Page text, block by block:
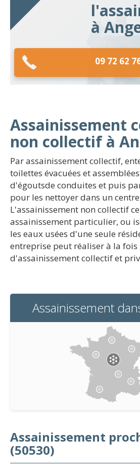
à
09 72 62
Assainissement
non collectif à
Par assainissement collectif,
toilettes évacuées et
d'égoutsde conduites et puis
pour les nettoyer dans un
L'assainissement non collectif
assainissement particulier, ou
les eaux usées d'une seule
entreprise peut réaliser à la fois
d'assainissement collectif et
Assainissement
Assainissement
(50530)